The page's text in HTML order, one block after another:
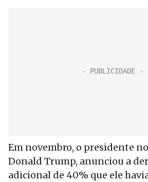
Em novembro, o presidente
Donald Trump, anunciou a
adicional de 40% que ele